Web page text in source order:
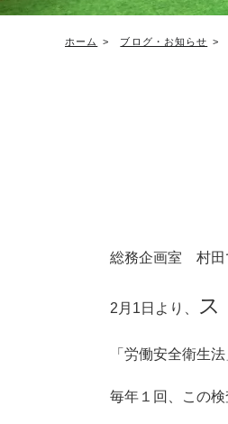
ホーム ブログ・お知らせ
総務企画室 村田
2月1日より、 ス
「労働安全衛生
毎年１回、この